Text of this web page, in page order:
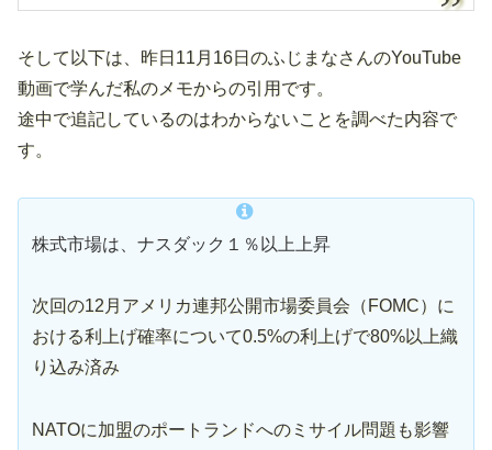
そして以下は、昨日11月16日のふじまなさんのYouTube
動画で学んだ私のメモからの引用です。
途中で追記しているのはわからないことを調べた内容で
す。
株式市場は、ナスダック１％以上上昇
次回の12月アメリカ連邦公開市場委員会（FOMC）に
おける利上げ確率について0.5%の利上げで80%以上織
り込み済み
NATOに加盟のポートランドへのミサイル問題も影響